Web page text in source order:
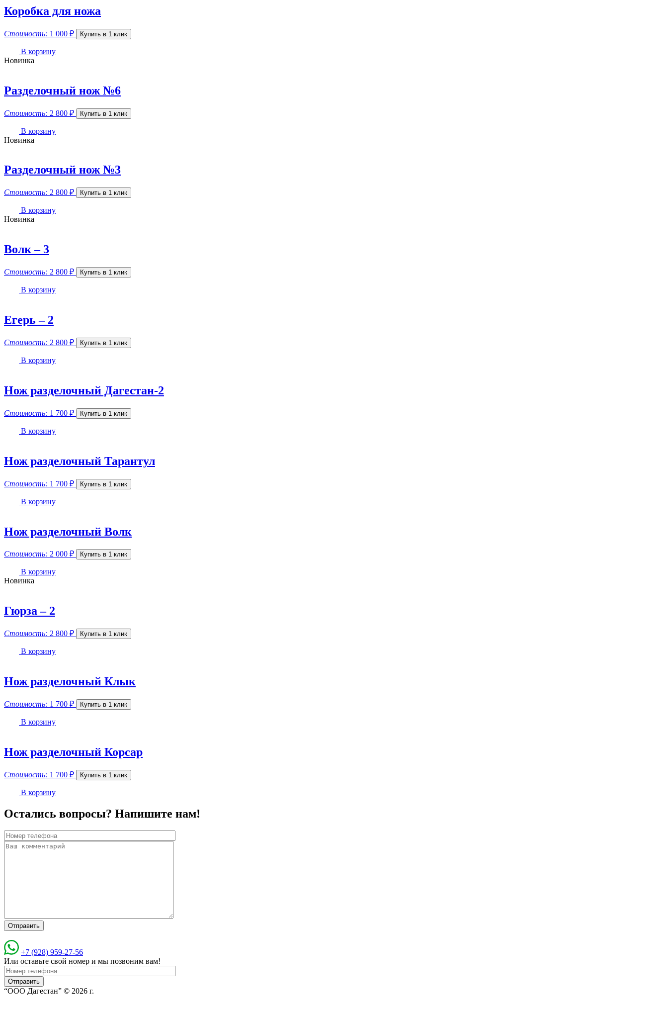
Коробка для ножа
Стоимость: 1 000 ₽ Купить в 1 клик
В корзину
Новинка
Разделочный нож №6
Стоимость: 2 800 ₽ Купить в 1 клик
В корзину
Новинка
Разделочный нож №3
Стоимость: 2 800 ₽ Купить в 1 клик
В корзину
Новинка
Волк – 3
Стоимость: 2 800 ₽ Купить в 1 клик
В корзину
Егерь – 2
Стоимость: 2 800 ₽ Купить в 1 клик
В корзину
Нож разделочный Дагестан-2
Стоимость: 1 700 ₽ Купить в 1 клик
В корзину
Нож разделочный Тарантул
Стоимость: 1 700 ₽ Купить в 1 клик
В корзину
Нож разделочный Волк
Стоимость: 2 000 ₽ Купить в 1 клик
В корзину
Новинка
Гюрза – 2
Стоимость: 2 800 ₽ Купить в 1 клик
В корзину
Нож разделочный Клык
Стоимость: 1 700 ₽ Купить в 1 клик
В корзину
Нож разделочный Корсар
Стоимость: 1 700 ₽ Купить в 1 клик
В корзину
Остались вопросы? Напишите нам!
+7 (928) 959-27-56
Или оставьте свой номер и мы позвоним вам!
“ООО Дагестан” © 2026 г.